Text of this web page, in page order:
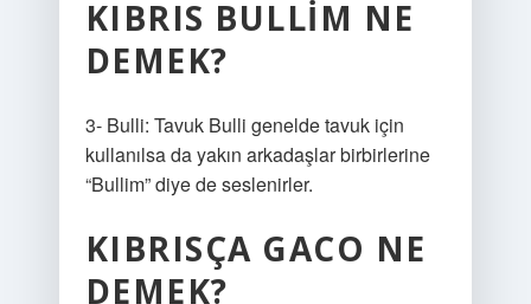
KIBRIS BULLIM NE
DEMEK?
3- Bulli: Tavuk Bulli genelde tavuk için
kullanılsa da yakın arkadaşlar birbirlerine
“Bullim” diye de seslenirler.
KIBRISÇA GACO NE
DEMEK?